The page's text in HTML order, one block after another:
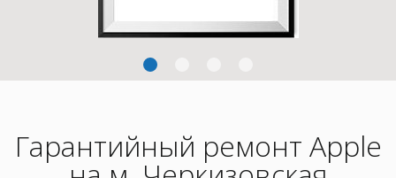
Гарантийный ремонт Apple